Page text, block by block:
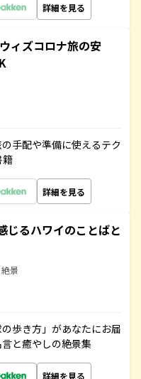
詳細を見る
ィズコロナ旅の安
手配や準備に使えるテク
籍
詳細を見る
じるハワイのことばと
景
歩き方」があなたにお届
と癒やしの絶景集
詳細を見る